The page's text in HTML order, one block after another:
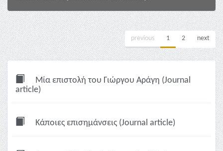
previous 1 2 next
Μία επιστολή του Γιώργου Αράγη (Journal
article)
Κάποιες επισημάνσεις (Journal article)